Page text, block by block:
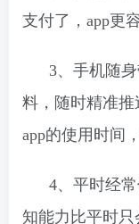
支付了，app更
3、手机随
料，随时精准
app的使用时间
4、平时经
知能力比平时